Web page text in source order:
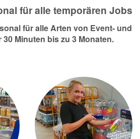
für alle temporären Jobs
für alle Arten von Event- und
Minuten bis zu 3 Monaten.